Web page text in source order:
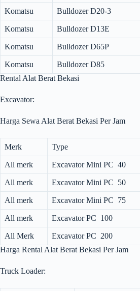
Komatsu Bulldozer D20-3
Komatsu Bulldozer D13E
Komatsu Bulldozer D65P
Komatsu Bulldozer D85
Rental Alat Berat Bekasi
Excavator:
Harga Sewa Alat Berat Bekasi Per Jam
Merk Type
All merk Excavator Mini PC 40
All merk Excavator Mini PC 50
All merk Excavator Mini PC 75
All merk Excavator PC 100
All Merk Excavator PC 200
Harga Rental Alat Berat Bekasi Per Jam
Truck Loader: